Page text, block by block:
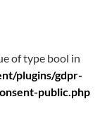
of type bool in
plugins/gdpr-
public.php